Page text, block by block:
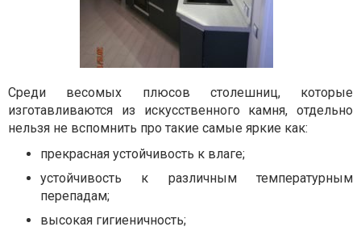
Среди весомых плюсов столешниц, которые
изготавливаются из искусственного камня, отдельно
нельзя не вспомнить про такие самые яркие как:
прекрасная устойчивость к влаге;
устойчивость к различным температурным
перепадам;
высокая гигиеничность;